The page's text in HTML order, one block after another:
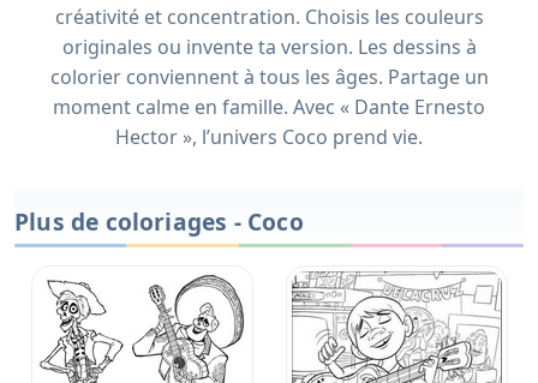
créativité et concentration. Choisis les couleurs
originales ou invente ta version. Les dessins à
colorier conviennent à tous les âges. Partage un
moment calme en famille. Avec « Dante Ernesto
Hector », l’univers Coco prend vie.
Plus de coloriages - Coco